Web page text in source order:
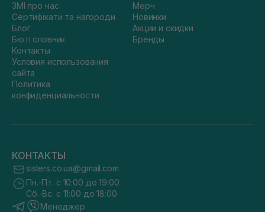
ЗМІ про нас
Сертифікати та нагороди
Блог
Бюті словник
Контакты
Условия использования
сайта
Политика
конфиденциальности
Мерч
Новинки
Акции и скидки
Бренды
КОНТАКТЫ
sisters.co.ua@gmail.com
Пн.-Пт. с 10:00 до 19:00
Сб.-Вс. с 11:00 до 18:00
Менеджер